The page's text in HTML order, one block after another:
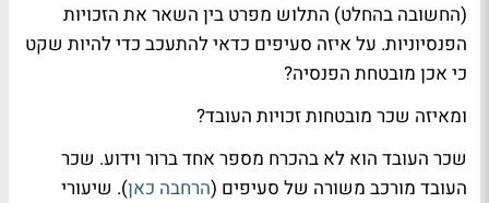
(החשובה בהחלט) התלוש מפרט בין השאר את הזכויות
הפנסיוניות. על איזה סעיפים כדאי להתעכב כדי להיות שקט
כי אכן מובטחת הפנסיה?
ומאיזה שכר מובטחות זכויות העובד?
שכר העובד הוא לא בהכרח מספר אחד ברור וידוע. שכר
העובד מורכב משורה של סעיפים (הרחבה כאן). שיעורי